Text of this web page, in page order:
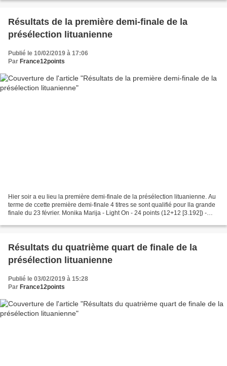
Résultats de la première demi-finale de la
présélection lituanienne
Publié le 10/02/2019 à 17:06
Par France12points
Hier soir a eu lieu la première demi-finale de la présélection lituanienne. Au
terme de ccette première demi-finale 4 titres se sont qualifié pour lla grande
finale du 23 février. Monika Marija - Light On - 24 points (12+12 [3.192]) -
Résultats du quatrième quart de finale de la
présélection lituanienne
Publié le 03/02/2019 à 15:28
Par France12points